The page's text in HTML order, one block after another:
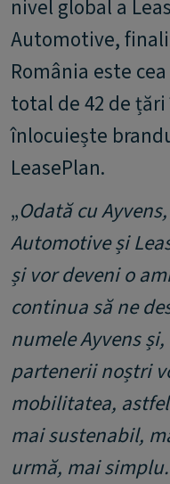
nivel global a
Automotive,
România este
total de 42 de
înlocuiește
LeasePlan.
„Odată cu
Automotive și
și vor deveni o
continua să ne
numele Ayvens
partenerii noștri
mobilitatea,
mai sustenabil,
urmă, mai